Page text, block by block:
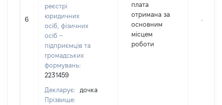
6
реєстрі
юридичних
осіб, фізичних
осіб –
підприємців та
громадських
формувань:
2231459
Декларує:
дочка
Прізвище:
плата
отримана за
основним
місцем
роботи
45642